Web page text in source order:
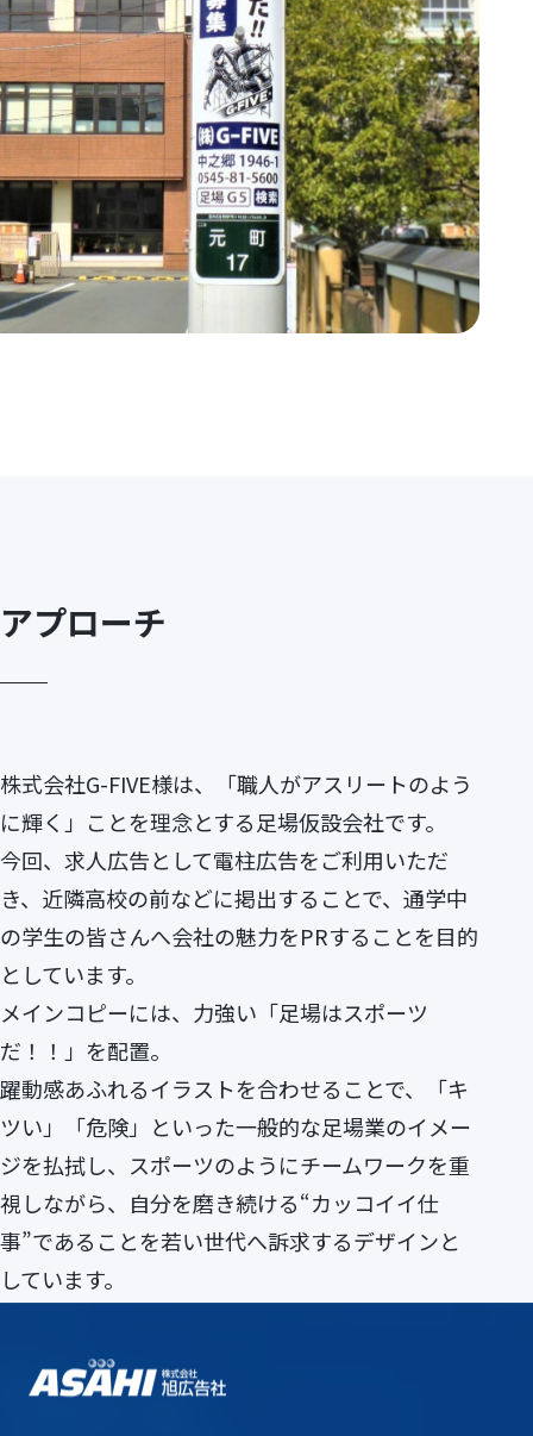
アプローチ
株式会社G-FIVE様は、「職人がアスリートのよう
に輝く」ことを理念とする足場仮設会社です。
今回、求人広告として電柱広告をご利用いただ
き、近隣高校の前などに掲出することで、通学中
の学生の皆さんへ会社の魅力をPRすることを目的
としています。
メインコピーには、力強い「足場はスポーツ
だ！！」を配置。
躍動感あふれるイラストを合わせることで、「キ
ツい」「危険」といった一般的な足場業のイメー
ジを払拭し、スポーツのようにチームワークを重
視しながら、自分を磨き続ける“カッコイイ仕
事”であることを若い世代へ訴求するデザインと
しています。
株式会社G-FIVE様のHPはこちら